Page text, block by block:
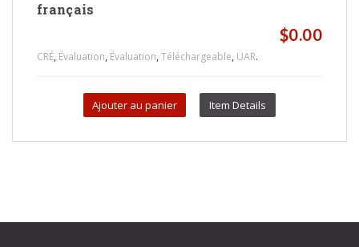
français
$0.00
CRÉ, Évaluation, Évaluation,Téléchargeable, UAR.
Ajouter au panier Item Details